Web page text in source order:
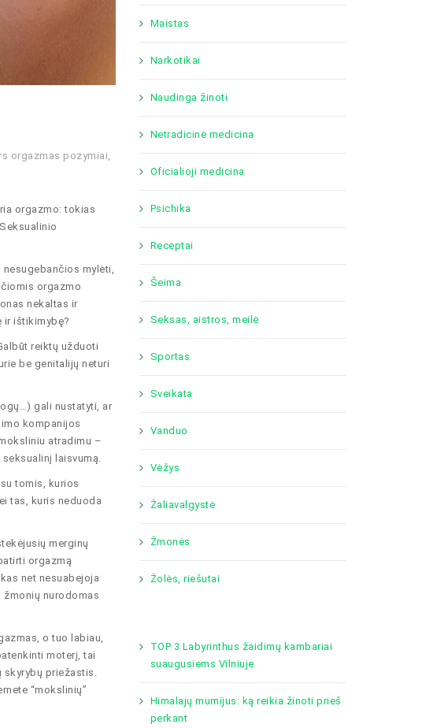
orgazmas pozymiai
orgazmo: tokias
mylėti,
orgazmo
nekaltas ir
ir ištikimybę?
reiktų užduoti
be genitalijų neturi
gali nustatyti, ar
kompanijos
atradimu –
laisvumą.
tomis, kurios
tas, kuris neduoda
merginų
orgazmą
net nesuabejoja
nurodomas
o tuo labiau,
moterį, tai
priežastis.
“mokslinių”
Maistas
Narkotikai
Naudinga žinoti
Netradicinė medicina
Oficialioji medicina
Psichika
Receptai
Šeima
Seksas, aistros, meilė
Sportas
Sveikata
Vanduo
Vėžys
Žaliavalgystė
Žmonės
Žolės, riešutai
TOP 3 Labyrinthus žaidimų kambariai
suaugusiems Vilniuje
Himalajų mumijus: ką reikia žinoti prieš
perkant